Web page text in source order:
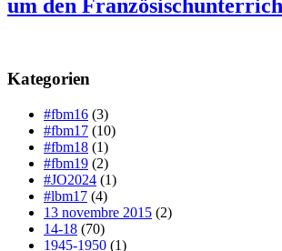
um den
Kategorien
#fbm16 (3)
#fbm17 (10)
#fbm18 (1)
#fbm19 (2)
#JO2024 (1)
#lbm17 (4)
13 novembre 2015 (2)
14-18 (70)
1945-1950 (1)